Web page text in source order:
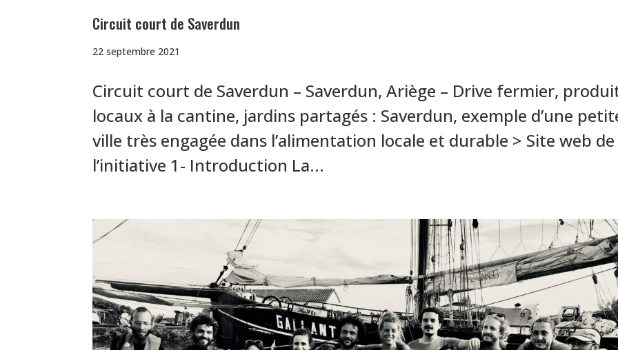
Circuit court de Saverdun
22 septembre 2021
Circuit court de Saverdun – Saverdun, Ariège – Drive fermier,
locaux à la cantine, jardins partagés : Saverdun, exemple d’une
ville très engagée dans l’alimentation locale et durable > Site web de
l’initiative 1- Introduction La...